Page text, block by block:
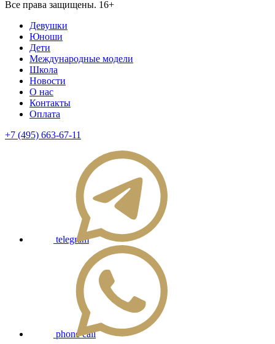
Все права защищены. 16+
Девушки
Юноши
Дети
Международные модели
Школа
Новости
О нас
Контакты
Оплата
+7 (495) 663-67-11
telegram
phone call